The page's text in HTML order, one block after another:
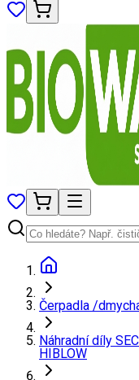
Čerpadla /
Náhradní díly
HIBLOW